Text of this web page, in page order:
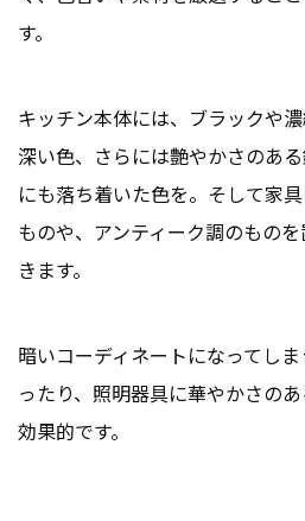
す。
キッチン本体には、ブラックや
深い色、さらには艶やかさのあ
にも落ち着いた色を。そして家
ものや、アンティーク調のもの
きます。
暗いコーディネートになってし
ったり、照明器具に華やかさの
効果的です。